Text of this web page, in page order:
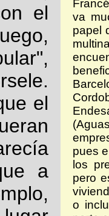
va
papel
pues
los
pero
o
el
el
a